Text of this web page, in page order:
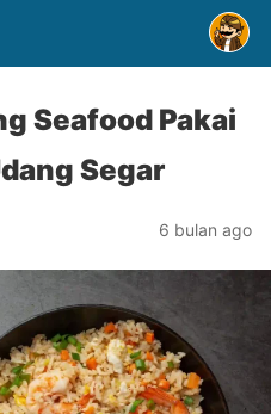
Seafood Pakai
Segar
6 bulan ago